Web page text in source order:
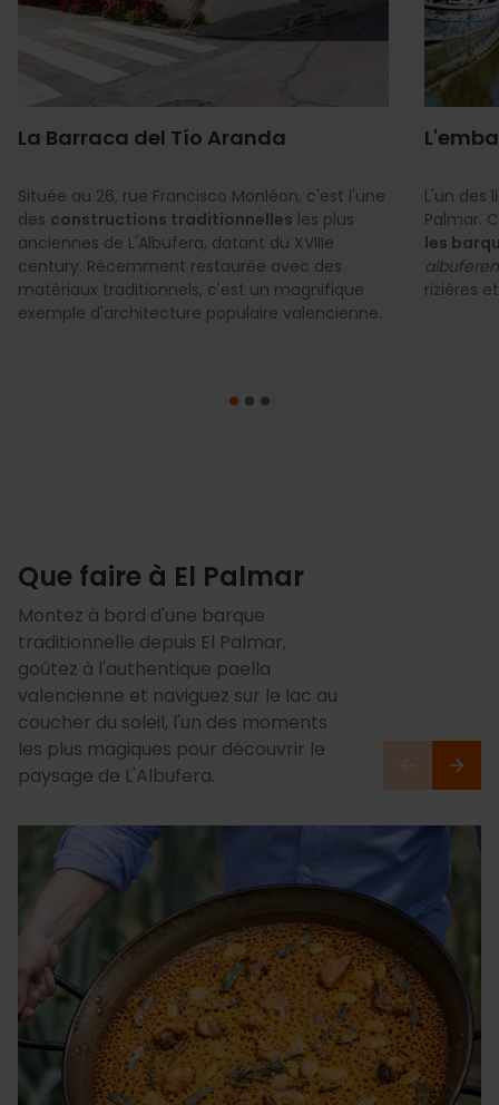
La Barraca del Tío Aranda
Située au 26, rue Francisco Monléon, c'est l'une
des constructions traditionnelles les plus
anciennes de L'Albufera, datant du XVIIIe
century. Récemment restaurée avec des
matériaux traditionnels, c'est un magnifique
exemple d'architecture populaire valencienne.
L'un des
Palmar.
les
rizières
Que faire à El Palmar
Montez à bord d'une barque
traditionnelle depuis El Palmar,
goûtez à l'authentique paella
valencienne et naviguez sur le lac au
coucher du soleil, l'un des moments
les plus magiques pour découvrir le
paysage de L'Albufera.